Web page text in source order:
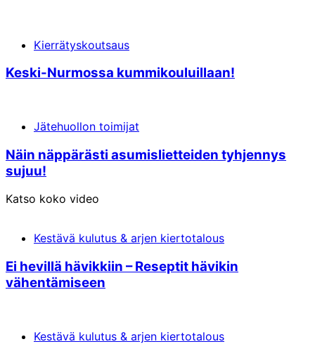
Kierrätyskoutsaus
Keski-Nurmossa kummikouluillaan!
Jätehuollon toimijat
Näin näppärästi asumislietteiden tyhjennys
sujuu!
Katso koko video
Kestävä kulutus & arjen kiertotalous
Ei hevillä hävikkiin – Reseptit hävikin
vähentämiseen
Kestävä kulutus & arjen kiertotalous